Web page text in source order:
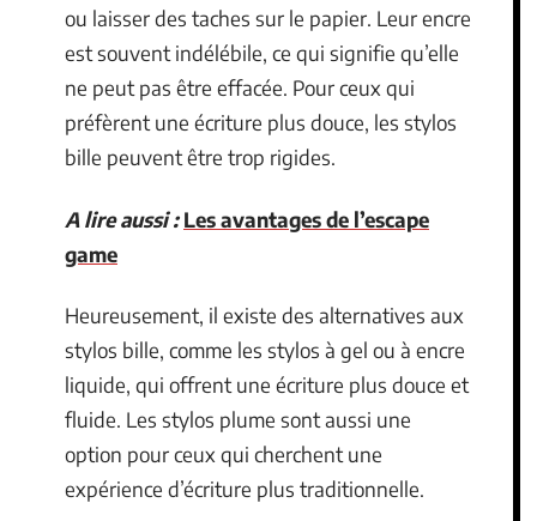
ou laisser des taches sur le papier. Leur encre
est souvent indélébile, ce qui signifie qu’elle
ne peut pas être effacée. Pour ceux qui
préfèrent une écriture plus douce, les stylos
bille peuvent être trop rigides.
A lire aussi : Les avantages de l’escape
game
Heureusement, il existe des alternatives aux
stylos bille, comme les stylos à gel ou à encre
liquide, qui offrent une écriture plus douce et
fluide. Les stylos plume sont aussi une
option pour ceux qui cherchent une
expérience d’écriture plus traditionnelle.